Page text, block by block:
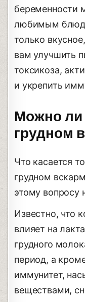
беременности
любимым
только
вам улучшить
токсикоза,
и укрепить
Можно ли
грудном
Что касается
грудном
этому вопросу
Известно, что
влияет на
грудного
период, а
иммунитет,
веществами,